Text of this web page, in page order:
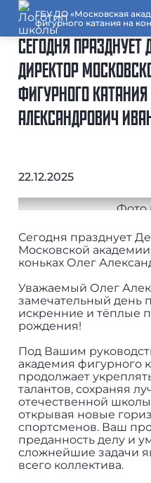
ГБУ ДО «Московская
фигурного катания на
СЕГОДНЯ ПРАЗДНУЕТ
ДИРЕКТОР
ФИГУРНОГО
АЛЕКСАНДРОВИЧ
22.12.2025
Сегодня празднует
Московской
коньках Олег
Уважаемый Олег
замечательный день
искренние и тёплые
рождения!
Под Вашим
академия фигурного
продолжает
талантов, сохраняя
отечественной
открывая новые
спортсменов. Ваш
преданность делу и
сложнейшие задачи
всего коллектива.